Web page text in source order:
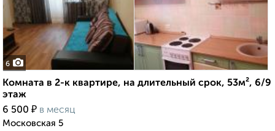
6
Комната в 2-к квартире, на длительный срок, 53м², 6/9
этаж
6 500 ₽ в месяц
Московская 5